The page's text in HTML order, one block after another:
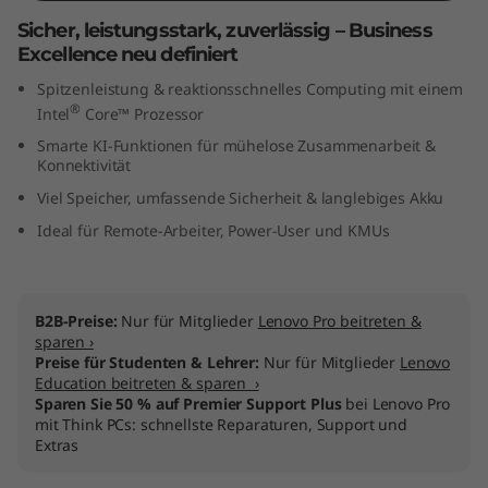
e
Sicher, leistungsstark, zuverlässig – Business
Excellence neu definiert
Spitzenleistung & reaktionsschnelles Computing mit einem
Intel® Core™ Prozessor
Smarte KI-Funktionen für mühelose Zusammenarbeit &
Konnektivität
Viel Speicher, umfassende Sicherheit & langlebiges Akku
Ideal für Remote-Arbeiter, Power-User und KMUs
B2B-Preise: Nur für Mitglieder Lenovo Pro beitreten &
sparen ›
Preise für Studenten & Lehrer: Nur für Mitglieder Lenovo
Education beitreten & sparen ›
Sparen Sie 50 % auf Premier Support Plusbei Lenovo Pro
mit Think PCs: schnellste Reparaturen, Support und
Extras